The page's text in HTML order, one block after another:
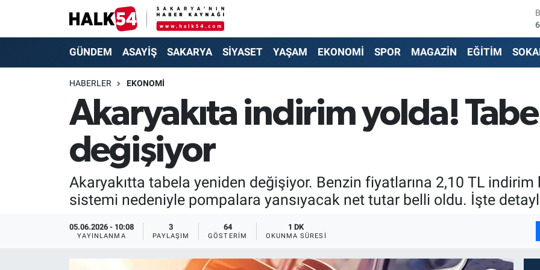
GÜNDEM ASAYİŞ SAKARYA SİYASET YAŞAM EKONOMİ SPOR MAGAZİN EĞİTİM
HABERLER EKONOMİ
Akaryakıta indirim yolda!
değişiyor
Akaryakıtta tabela yeniden değişiyor. Benzin fiyatlarına 2,10 TL
sistemi nedeniyle pompalara yansıyacak net tutar belli oldu. İşte
05.06.2026 - 10:08
YAYINLANMA
3
PAYLAŞIM
64
GÖSTERIM
1 DK
OKUNMA SÜRESI
GÜNDEM
EKONOMİ
SOKAK RÖPORTAJLARI
Adapazarı Nöbetçi Eczaneler
Adapazarı Trafik Yoğunluk Haritası
Süper Lig Puan Durumu ve Fikstür
Son Dakika Haberleri
Haber Arşivi